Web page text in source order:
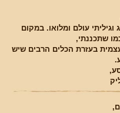
עולם ומלואו. במקום
שתכננתי,
בעזרת הכלים הרבים שיש